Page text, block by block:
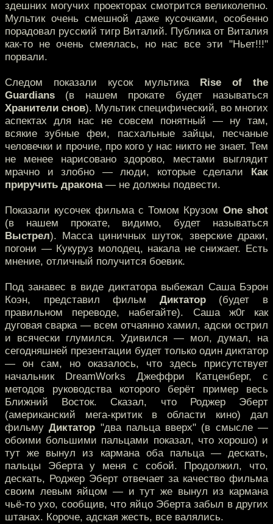
здешних могучих проекторах смотрится великолепно.
Мультик очень смешной даже кусочками, особенно
порадовал русский тигр Виталий. Публика от Виталия
как-то не очень смеялась, но нас все эти "Ньет!!!"
порвали.
Следом показали кусок мультика Rise of the
Guardians (в нашем прокате будет называться
Хранители снов). Мультик специфический, во многих
аспектах для нас не совсем понятный — ну там,
всякие зубные феи, пасхальные зайцы, песчаные
человечки и прочие, про кого у нас никто не знает. Тем
не менее нарисовано здорово, местами выглядит
мрачно и злобно — люди, которые сделали Как
приручить дракона— не должны подвести.
Показали кусочек фильма с Томом Крузом One shot
(в нашем прокате, видимо, будет называться
Выстрел). Масса циничных шуток, зверские драки,
погони — Кукуруз молодец, накала не снижает. Есть
мнение, отличный получится боевик.
Под занавес в виде диктатора выбежал Саша Бэрон
Коэн, представил фильм Диктатор(будет в
правильном переводе, набегайте). Саша ж0г как
дуговая сварка — всем отчаянно хамил, адски острил
и всячески глумился. Удивился — мол, думал, на
сегодняшней презентации будет только один диктатор
— он сам, но оказалось, что здесь присутствует
начальник DreamWorks Джеффри Катценберг, с
методов руководства которого берёт пример весь
Ближний Восток. Сказал, что Роджер Эберт
(американский мега-критик в области кино) дал
фильмуДиктатор "два пальца вверх" (в смысле —
обоими большими пальцами показал, что хорошо) и
тут же вынул из кармана оба пальца — дескать,
пальцы Эберта у меня с собой. Продолжил, что,
дескать, Роджер Эберт отвечает за качество фильма
своим левым яйцом — и тут же вынул из кармана
чьё-то ухо, сообщив, что яйцо Эберта забыл в других
штанах. Короче, адская жесть, все валялись.